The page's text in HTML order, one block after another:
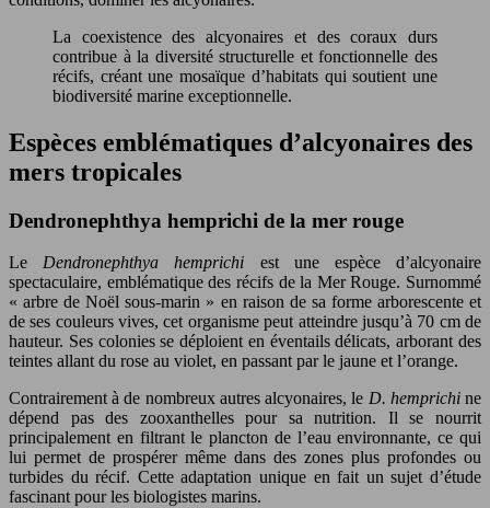
La coexistence des alcyonaires et des coraux durs
contribue à la diversité structurelle et fonctionnelle des
récifs, créant une mosaïque d’habitats qui soutient une
biodiversité marine exceptionnelle.
Espèces emblématiques d’alcyonaires des
mers tropicales
Dendronephthya hemprichi de la mer rouge
LeDendronephthya hemprichi est une espèce d’alcyonaire
spectaculaire, emblématique des récifs de la Mer Rouge. Surnommé
« arbre de Noël sous-marin » en raison de sa forme arborescente et
de ses couleurs vives, cet organisme peut atteindre jusqu’à 70 cm de
hauteur. Ses colonies se déploient en éventails délicats, arborant des
teintes allant du rose au violet, en passant par le jaune et l’orange.
Contrairement à de nombreux autres alcyonaires, le D. hemprichine
dépend pas des zooxanthelles pour sa nutrition. Il se nourrit
principalement en filtrant le plancton de l’eau environnante, ce qui
lui permet de prospérer même dans des zones plus profondes ou
turbides du récif. Cette adaptation unique en fait un sujet d’étude
fascinant pour les biologistes marins.